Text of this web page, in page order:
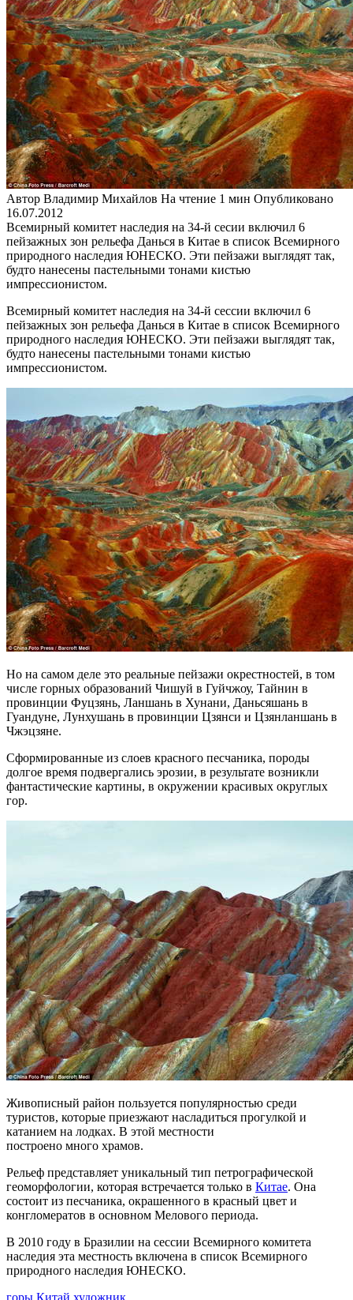
Автор Владимир Михайлов На чтение 1 мин Опубликовано
16.07.2012
Всемирный комитет наследия на 34-й сесии включил 6
пейзажных зон рельефа Данься в Китае в список Всемирного
природного наследия ЮНЕСКО. Эти пейзажи выглядят так,
будто нанесены пастельными тонами кистью
импрессионистом.
Всемирный комитет наследия на 34-й сессии включил 6
пейзажных зон рельефа Данься в Китае в список Всемирного
природного наследия ЮНЕСКО. Эти пейзажи выглядят так,
будто нанесены пастельными тонами кистью
импрессионистом.
Но на самом деле это реальные пейзажи окрестностей, в том
числе горных образований Чишуй в Гуйчжоу, Тайнин в
провинции Фуцзянь, Ланшань в Хунани, Даньсяшань в
Гуандуне, Лунхушань в провинции Цзянси и Цзянланшань в
Чжэцзяне.
Сформированные из слоев красного песчаника, породы
долгое время подвергались эрозии, в результате возникли
фантастические картины, в окружении красивых округлых
гор.
Живописный район пользуется популярностью среди
туристов, которые приезжают насладиться прогулкой и
катанием на лодках. В этой местности
построено много храмов.
Рельеф представляет уникальный тип петрографической
геоморфологии, которая встречается только в Китае. Она
состоит из песчаника, окрашенного в красный цвет и
конгломератов в основном Мелового периода.
В 2010 году в Бразилии на сессии Всемирного комитета
наследия эта местность включена в список Всемирного
природного наследия ЮНЕСКО.
горы Китай художник